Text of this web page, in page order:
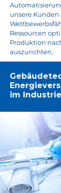
unsere
Ressourcen
Produktion
auszurichten.
im